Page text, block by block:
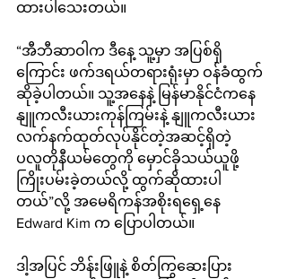
ထားပါသေးတယ်။
“အီဘီဆာဝါက ဒီနေ့ သူ့မှာ အပြစ်ရှိ
ကြောင်း ဖက်ဒရယ်တရားရုံးမှာ ဝန်ခံထွက်
ဆိုခဲ့ပါတယ်။ သူ့အနေနဲ့ မြန်မာနိုင်ငံကနေ
နျူကလီးယားကုန်ကြမ်းနဲ့ နျူကလီးယား
လက်နက်ထုတ်လုပ်နိုင်တဲ့အဆင့်ရှိတဲ့
ပလူတိုနီယမ်တွေကို မှောင်ခိုသယ်ယူဖို့
ကြိုးပမ်းခဲ့တယ်လို့ ထွက်ဆိုထားပါ
တယ်”လို့ အမေရိကန်အစိုးရရှေ့နေ
Edward Kim က ပြောပါတယ်။
ဒါ့အပြင် ဘိန်းဖြူနဲ့ စိတ်ကြွဆေးပြား